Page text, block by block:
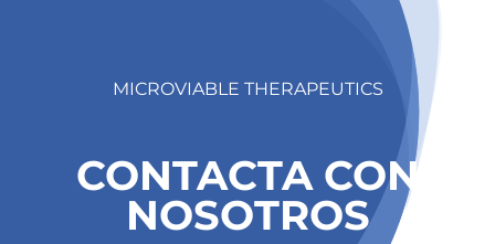
MICROVIABLE THERAPEUTICS
CONTACTA CON
NOSOTROS